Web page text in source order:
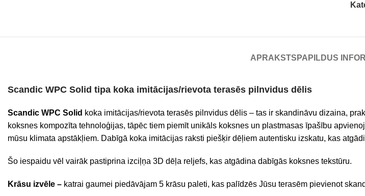
APRAKSTS PAPILDUS
Scandic WPC Solid tipa koka imitācijas/rievota terasēs pilnvidus dēlis
Scandic WPC Solid koka imitācijas/rievota terasēs pilnvidus dēlis – tas ir skandināvu dizaina,
koksnes kompozīta tehnoloģijas, tāpēc tiem piemīt unikāls koksnes un plastmasas īpašību
mūsu klimata apstākļiem. Dabīgā koka imitācijas raksti piešķir dēļiem autentisku izskatu, kas
Šo iespaidu vēl vairāk pastiprina izciļņa 3D dēļa reljefs, kas atgādina dabīgās koksnes tekstūru.
Krāsu izvēle – katrai gaumei piedāvājam 5 krāsu paleti, kas palīdzēs Jūsu terasēm pievienot